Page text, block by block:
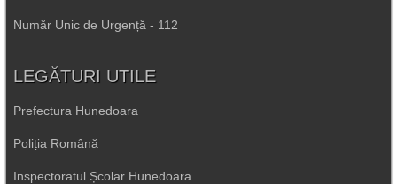
Număr Unic de Urgență - 112
LEGĂTURI UTILE
Prefectura Hunedoara
Poliția Română
Inspectoratul Școlar Hunedoara